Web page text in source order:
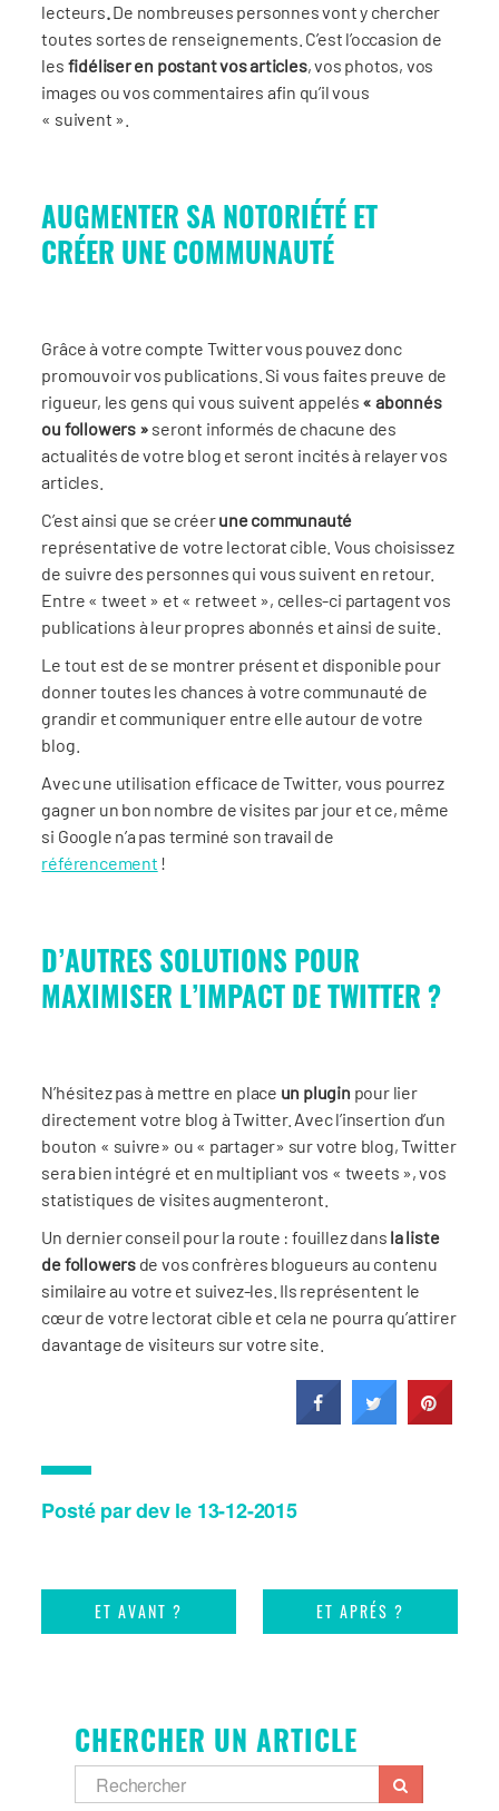
lecteurs.De nombreuses personnes vont y chercher
toutes sortes de renseignements. C’est l’occasion de
les fidéliser en postant vos articles, vos photos, vos
images ou vos commentaires afin qu’il vous
« suivent ».
AUGMENTER SA NOTORIÉTÉ ET
CRÉER UNE COMMUNAUTÉ
Grâce à votre compte Twitter vous pouvez donc
promouvoir vos publications. Si vous faites preuve de
rigueur, les gens qui vous suivent appelés « abonnés
ou followers » seront informés de chacune des
actualités de votre blog et seront incités à relayer vos
articles.
C’est ainsi que se créerune communauté
représentative de votre lectorat cible. Vous choisissez
de suivre des personnes qui vous suivent en retour.
Entre « tweet » et « retweet », celles-ci partagent vos
publications à leur propres abonnés et ainsi de suite.
Le tout est de se montrer présent et disponible pour
donner toutes les chances à votre communauté de
grandir et communiquer entre elle autour de votre
blog.
Avec une utilisation efficace de Twitter, vous pourrez
gagner un bon nombre de visites par jour et ce, même
si Google n’a pas terminé son travail de
référencement !
D’AUTRES SOLUTIONS POUR
MAXIMISER L’IMPACT DE TWITTER ?
N’hésitez pas à mettre en place un plugin pour lier
directement votre blog à Twitter. Avec l’insertion d’un
bouton « suivre» ou « partager» sur votre blog, Twitter
sera bien intégré et en multipliant vos « tweets », vos
statistiques de visites augmenteront.
Un dernier conseil pour la route : fouillez dans la liste
de followersde vos confrères blogueurs au contenu
similaire au votre et suivez-les. Ils représentent le
cœur de votre lectorat cible et cela ne pourra qu’attirer
davantage de visiteurs sur votre site.
Posté par dev le 13-12-2015
ET AVANT ? ET APRÉS ?
CHERCHER UN ARTICLE